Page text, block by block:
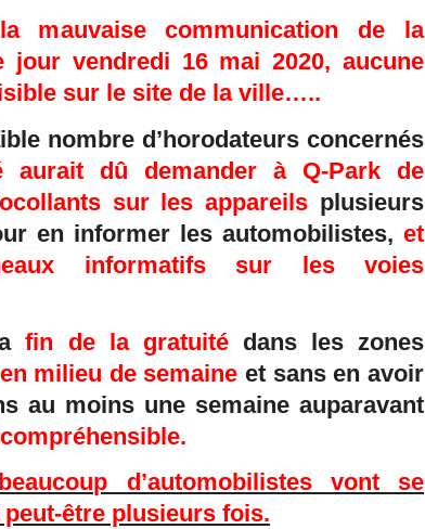
mauvaise communication de la
vendredi 16 mai 2020, aucune
sur le site de la ville…..
nombre d’horodateurs concernés
aurait dû demander à Q-Park de
sur les appareils plusieurs
en informer les automobilistes, et
informatifs sur les voies
fin de la gratuité dans les zones
milieu de semaineet sans en avoir
au moins une semaine auparavant
d’automobilistes vont se
être plusieurs fois.